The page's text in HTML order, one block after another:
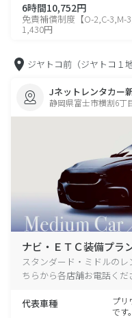
6時間10,752円
免責補償制度【O-2,C-3,M-
1,430円
ジヤトコ前（ジヤトコ１
Jネットレンタカー
静岡県富士市横割6丁
ナビ・ＥＴＣ装備プラ
スタンダード・ミドルの
ちらから各店舗お電話くだ
代表車種
プリ
です